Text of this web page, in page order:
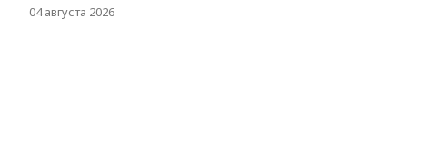
04 августа 2026